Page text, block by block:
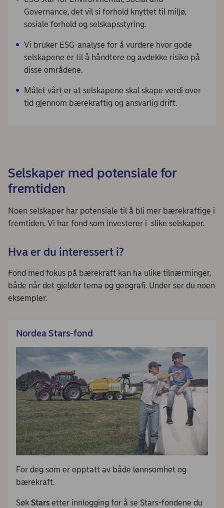
Governance, det vil si forhold knyttet til miljø,
sosiale forhold og selskapsstyring.
Vi bruker ESG-analyse for å vurdere hvor gode
selskapene er til å håndtere og avdekke risiko på
disse områdene.
Målet vårt er at selskapene skal skape verdi over
tid gjennom bærekraftig og ansvarlig drift.
Selskaper med potensiale for
fremtiden
Noen selskaper har potensiale til å bli mer bærekraftige i
fremtiden. Vi har fond som investerer i slike selskaper.
Hva er du interessert i?
Fond med fokus på bærekraft kan ha ulike tilnærminger,
både når det gjelder tema og geografi. Under ser du noen
eksempler.
Nordea Stars-fond
For deg som er opptatt av både lønnsomhet og
bærekraft.
Søk Stars etter innlogging for å se Stars-fondene du